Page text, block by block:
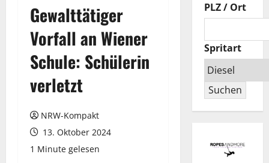
Gewalttätiger
Vorfall an Wiener
Schule: Schülerin
verletzt
NRW-Kompakt
13. Oktober 2024
1 Minute gelesen
PLZ / Ort
Spritart
Suchen